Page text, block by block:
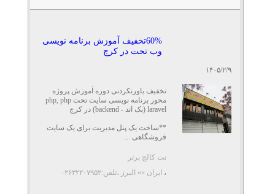
۱۴۰۵/۲/۹
60%تخفیف آموزش برنامه نویسی
وب تحت در کرج
تخفیف باورنکردنی دوره آموزش پروژه
محور برنامه نویسی سایت تحت php, php
laravel (بک اند - backend) در کرج
**ساخت یک پنل مدیریت برای یک سایت
فروشگاهی ...
نت کالج برتر
، ایران »» البرز ،تلفن:۰۲۶۳۲۲۰۷۹۵۲